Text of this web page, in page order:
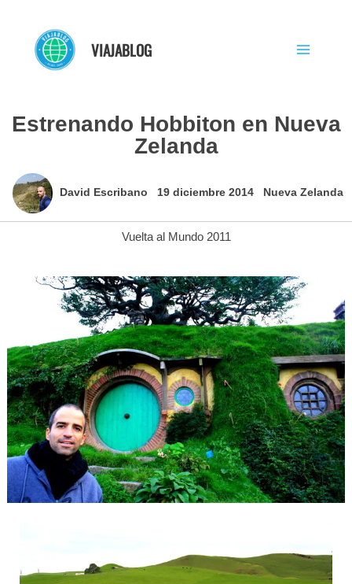
contenido
VIAJABLOG
Estrenando Hobbiton en Nueva
Zelanda
David Escribano 19 diciembre 2014 Nueva Zelanda
Vuelta al Mundo 2011